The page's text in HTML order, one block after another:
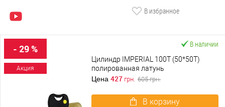
В избранное
- 29 %
Акция
В наличии
Цилиндр IMPERIAL 100T (50*50T)
полированная латунь
Цена 427 грн. 605грн.
В корзину